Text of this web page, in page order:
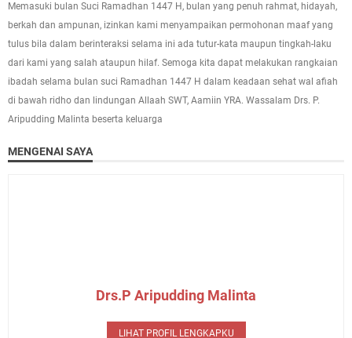
Memasuki bulan Suci Ramadhan 1447 H, bulan yang penuh rahmat, hidayah,
berkah dan ampunan, izinkan kami menyampaikan permohonan maaf yang
tulus bila dalam berinteraksi selama ini ada tutur-kata maupun tingkah-laku
dari kami yang salah ataupun hilaf. Semoga kita dapat melakukan rangkaian
ibadah selama bulan suci Ramadhan 1447 H dalam keadaan sehat wal afiah
di bawah ridho dan lindungan Allaah SWT, Aamiin YRA. Wassalam Drs. P.
Aripudding Malinta beserta keluarga
MENGENAI SAYA
Drs.P Aripudding Malinta
LIHAT PROFIL LENGKAPKU